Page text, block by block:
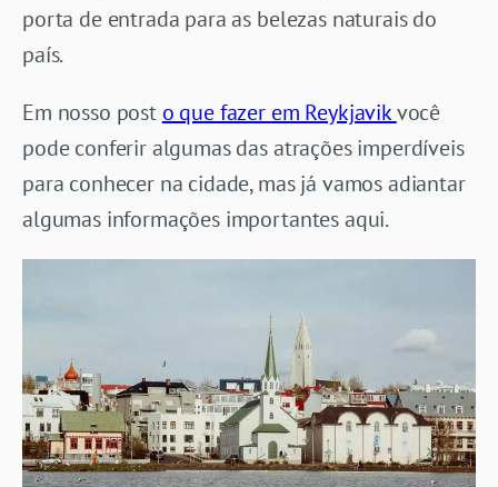
porta de entrada para as belezas naturais do
país.
Em nosso post o que fazer em Reykjavikvocê
pode conferir algumas das atrações imperdíveis
para conhecer na cidade, mas já vamos adiantar
algumas informações importantes aqui.